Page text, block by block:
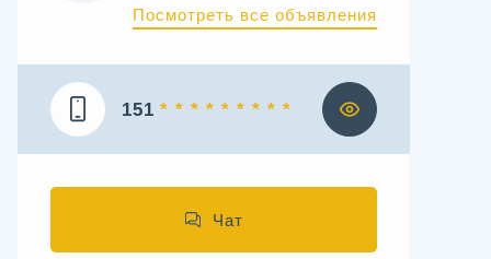
Посмотреть все объявления
151 * * * * * * * * *
Чат